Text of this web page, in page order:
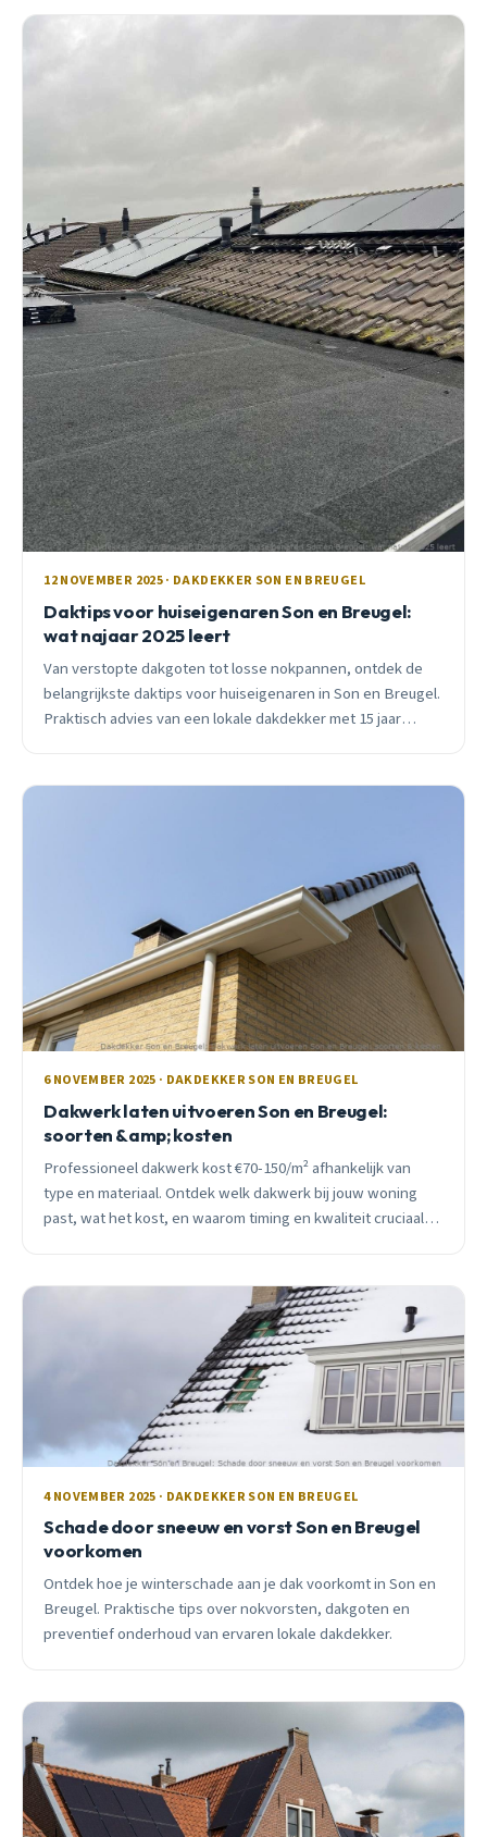
12 NOVEMBER 2025 · DAKDEKKER SON EN BREUGEL
Daktips voor huiseigenaren Son en Breugel:
wat najaar 2025 leert
Van verstopte dakgoten tot losse nokpannen, ontdek de
belangrijkste daktips voor huiseigenaren in Son en Breugel.
Praktisch advies van een lokale dakdekker met 15 jaar
6 NOVEMBER 2025 · DAKDEKKER SON EN BREUGEL
Dakwerk laten uitvoeren Son en Breugel:
soorten &amp; kosten
Professioneel dakwerk kost €70-150/m² afhankelijk van
type en materiaal. Ontdek welk dakwerk bij jouw woning
past, wat het kost, en waarom timing en kwaliteit cruciaal
4 NOVEMBER 2025 · DAKDEKKER SON EN BREUGEL
Schade door sneeuw en vorst Son en Breugel
voorkomen
Ontdek hoe je winterschade aan je dak voorkomt in Son en
Breugel. Praktische tips over nokvorsten, dakgoten en
preventief onderhoud van ervaren lokale dakdekker.